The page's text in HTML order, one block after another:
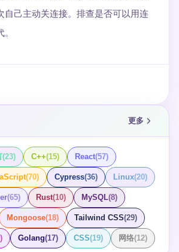
自己主动关连接。排查是否可以用连
更多
(23) C++(15) React(57)
(70) Cypress(36) Linux(20)
(65) Rust(10) MySQL(8)
Mongoose(18) Tailwind CSS(29)
) Golang(17) CSS(19) 网络(12)